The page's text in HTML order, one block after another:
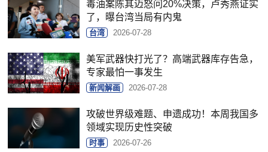
毒油案陈其迈怒问20%决策，卢秀燕证实
了，曝台湾当局有内鬼
台湾 2026-07-28
美军武器快打光了？高端武器库存告急，
专家最怕一事发生
新闻解画 2026-07-28
攻破世界级难题、申遗成功！本周我国多
领域实现历史性突破
时事 2026-07-26